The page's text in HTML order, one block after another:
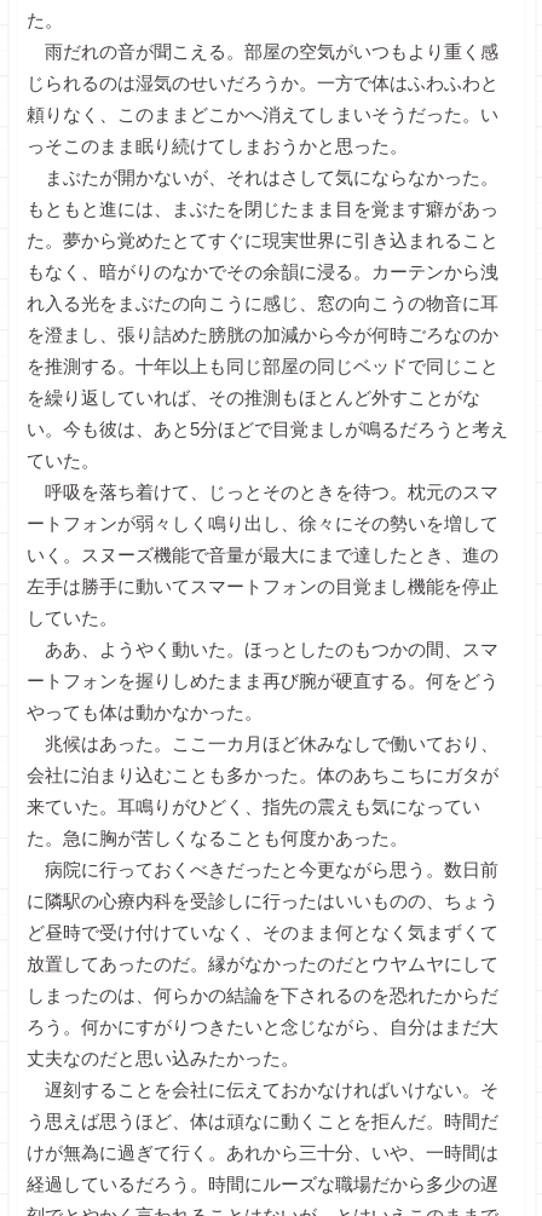
た。
雨だれの音が聞こえる。部屋の空気がいつもより重く感
じられるのは湿気のせいだろうか。一方で体はふわふわと
頼りなく、このままどこかへ消えてしまいそうだった。い
っそこのまま眠り続けてしまおうかと思った。
まぶたが開かないが、それはさして気にならなかった。
もともと進には、まぶたを閉じたまま目を覚ます癖があっ
た。夢から覚めたとてすぐに現実世界に引き込まれること
もなく、暗がりのなかでその余韻に浸る。カーテンから洩
れ入る光をまぶたの向こうに感じ、窓の向こうの物音に耳
を澄まし、張り詰めた膀胱の加減から今が何時ごろなのか
を推測する。十年以上も同じ部屋の同じベッドで同じこと
を繰り返していれば、その推測もほとんど外すことがな
い。今も彼は、あと5分ほどで目覚ましが鳴るだろうと考え
ていた。
呼吸を落ち着けて、じっとそのときを待つ。枕元のスマ
ートフォンが弱々しく鳴り出し、徐々にその勢いを増して
いく。スヌーズ機能で音量が最大にまで達したとき、進の
左手は勝手に動いてスマートフォンの目覚まし機能を停止
していた。
ああ、ようやく動いた。ほっとしたのもつかの間、スマ
ートフォンを握りしめたまま再び腕が硬直する。何をどう
やっても体は動かなかった。
兆候はあった。ここ一カ月ほど休みなしで働いており、
会社に泊まり込むことも多かった。体のあちこちにガタが
来ていた。耳鳴りがひどく、指先の震えも気になってい
た。急に胸が苦しくなることも何度かあった。
病院に行っておくべきだったと今更ながら思う。数日前
に隣駅の心療内科を受診しに行ったはいいものの、ちょう
ど昼時で受け付けていなく、そのまま何となく気まずくて
放置してあったのだ。縁がなかったのだとウヤムヤにして
しまったのは、何らかの結論を下されるのを恐れたからだ
ろう。何かにすがりつきたいと念じながら、自分はまだ大
丈夫なのだと思い込みたかった。
遅刻することを会社に伝えておかなければいけない。そ
う思えば思うほど、体は頑なに動くことを拒んだ。時間だ
けが無為に過ぎて行く。あれから三十分、いや、一時間は
経過しているだろう。時間にルーズな職場だから多少の遅